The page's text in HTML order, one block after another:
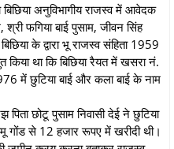
अनुविभागीय राजस्व में आवेदक
श्री फगिया बाई पुसाम, जीवन सिंह
के द्वारा भू राजस्व संहिता 1959
था कि बिछिया रैयत में खसरा नं.
में छुटिया बाई और कला बाई के नाम
छोटू पुसाम निवासी देई ने छुटिया
गोंड से 12 हजार रूपए में खरीदी थी।